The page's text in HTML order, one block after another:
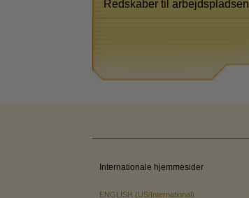
Redskaber til arbejdspladsen
Internationale hjemmesider
ENGLISH (US/International)